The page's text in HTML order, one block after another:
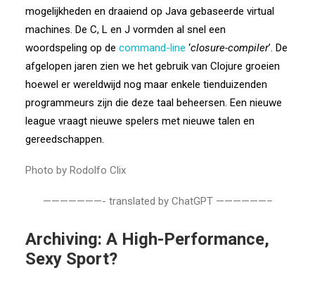
mogelijkheden en draaiend op Java gebaseerde virtual
machines. De C, L en J vormden al snel een
woordspeling op de command-line ‘closure-compiler’. De
afgelopen jaren zien we het gebruik van Clojure groeien
hoewel er wereldwijd nog maar enkele tienduizenden
programmeurs zijn die deze taal beheersen. Een nieuwe
league vraagt nieuwe spelers met nieuwe talen en
gereedschappen.
Photo by Rodolfo Clix
———————- translated by ChatGPT ——————–
Archiving: A High-Performance,
Sexy Sport?